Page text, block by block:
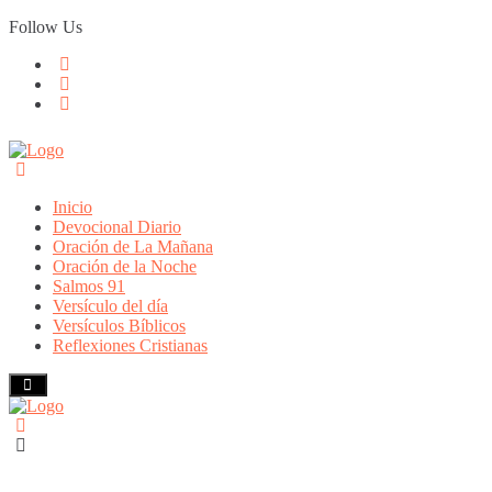
Skip
to
Follow Us
Inicio
Devocional Diario
Oración de La Mañana
Oración de la Noche
Salmos 91
Versículo del día
Versículos Bíblicos
Reflexiones Cristianas